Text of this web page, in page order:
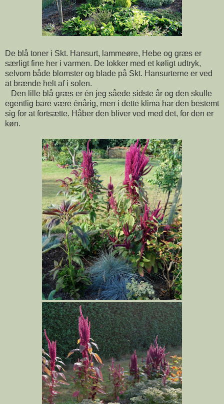
De blå toner i Skt. Hansurt, lammeøre, Hebe og græs er
særligt fine her i varmen. De lokker med et køligt udtryk,
selvom både blomster og blade på Skt. Hansurterne er ved
at brænde helt af i solen.
Den lille blå græs er én jeg såede sidste år og den skulle
egentlig bare være énårig, men i dette klima har den bestemt
sig for at fortsætte. Håber den bliver ved med det, for den er
køn.